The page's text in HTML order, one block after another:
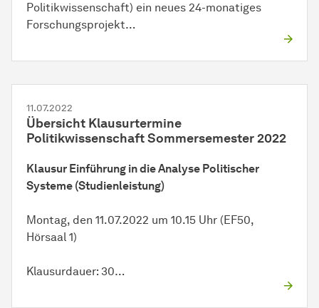
Politikwissenschaft) ein neues 24-monatiges
Forschungsprojekt…
11.07.2022
Übersicht Klausurtermine
Politikwissenschaft Sommersemester 2022
Klausur Einführung in die Analyse Politischer
Systeme (Studienleistung)
Montag, den 11.07.2022 um 10.15 Uhr (EF50,
Hörsaal 1)
Klausurdauer: 30…